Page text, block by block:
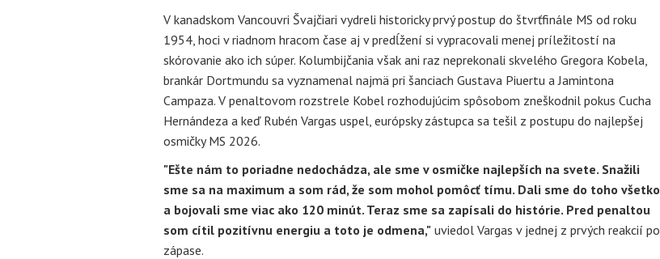
V kanadskom Vancouvri Švajčiari vydreli historicky prvý postup do štvrťfinále MS od roku
1954, hoci v riadnom hracom čase aj v predĺžení si vypracovali menej príležitostí na
skórovanie ako ich súper. Kolumbijčania však ani raz neprekonali skvelého Gregora Kobela,
brankár Dortmundu sa vyznamenal najmä pri šanciach Gustava Piuertu a Jamintona
Campaza. V penaltovom rozstrele Kobel rozhodujúcim spôsobom zneškodnil pokus Cucha
Hernándeza a keď Rubén Vargas uspel, európsky zástupca sa tešil z postupu do najlepšej
osmičky MS 2026.
"Ešte nám to poriadne nedochádza, ale sme v osmičke najlepších na svete. Snažili
sme sa na maximum a som rád, že som mohol pomôcť tímu. Dali sme do toho všetko
a bojovali sme viac ako 120 minút. Teraz sme sa zapísali do histórie. Pred penaltou
som cítil pozitívnu energiu a toto je odmena," uviedol Vargas v jednej z prvých reakcií po
zápase.